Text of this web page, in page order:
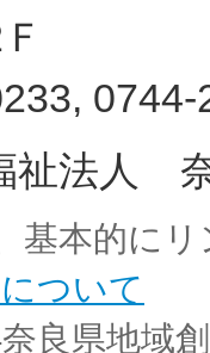
0744-
祉法人
基本的に
ついて
良県地域